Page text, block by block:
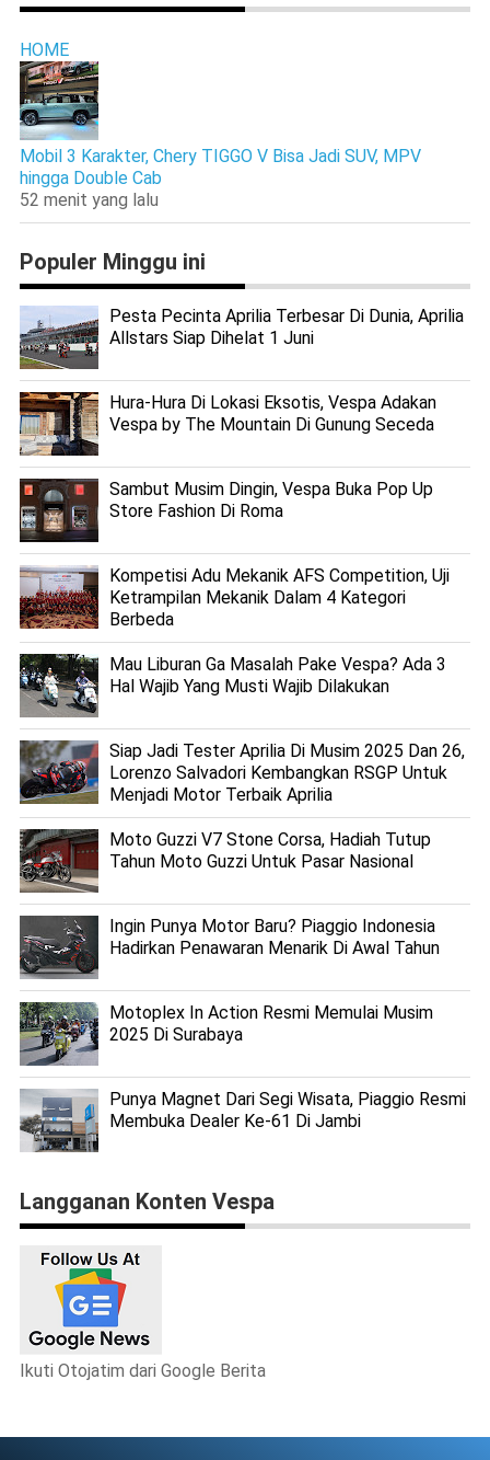
HOME
Mobil 3 Karakter, Chery TIGGO V Bisa Jadi SUV, MPV
hingga Double Cab
52 menit yang lalu
Populer Minggu ini
Pesta Pecinta Aprilia Terbesar Di Dunia, Aprilia
Allstars Siap Dihelat 1 Juni
Hura-Hura Di Lokasi Eksotis, Vespa Adakan
Vespa by The Mountain Di Gunung Seceda
Sambut Musim Dingin, Vespa Buka Pop Up
Store Fashion Di Roma
Kompetisi Adu Mekanik AFS Competition, Uji
Ketrampilan Mekanik Dalam 4 Kategori
Berbeda
Mau Liburan Ga Masalah Pake Vespa? Ada 3
Hal Wajib Yang Musti Wajib Dilakukan
Siap Jadi Tester Aprilia Di Musim 2025 Dan 26,
Lorenzo Salvadori Kembangkan RSGP Untuk
Menjadi Motor Terbaik Aprilia
Moto Guzzi V7 Stone Corsa, Hadiah Tutup
Tahun Moto Guzzi Untuk Pasar Nasional
Ingin Punya Motor Baru? Piaggio Indonesia
Hadirkan Penawaran Menarik Di Awal Tahun
Motoplex In Action Resmi Memulai Musim
2025 Di Surabaya
Punya Magnet Dari Segi Wisata, Piaggio Resmi
Membuka Dealer Ke-61 Di Jambi
Langganan Konten Vespa
Ikuti Otojatim dari Google Berita